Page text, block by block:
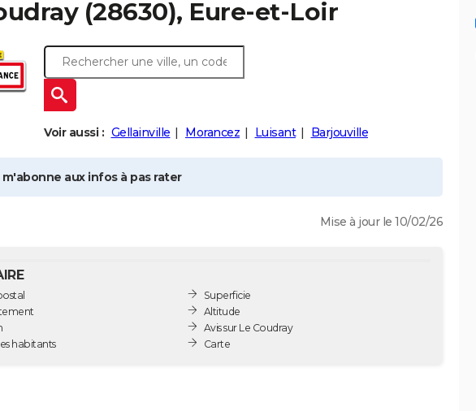
(28630), Eure-et-Loir
Voir aussi : Gellainville Morancez Luisant Barjouville
m'abonne aux infos à pas rater
Mise à jour le 10/02/26
habitants
Superficie
Altitude
Avis sur Le Coudray
Carte